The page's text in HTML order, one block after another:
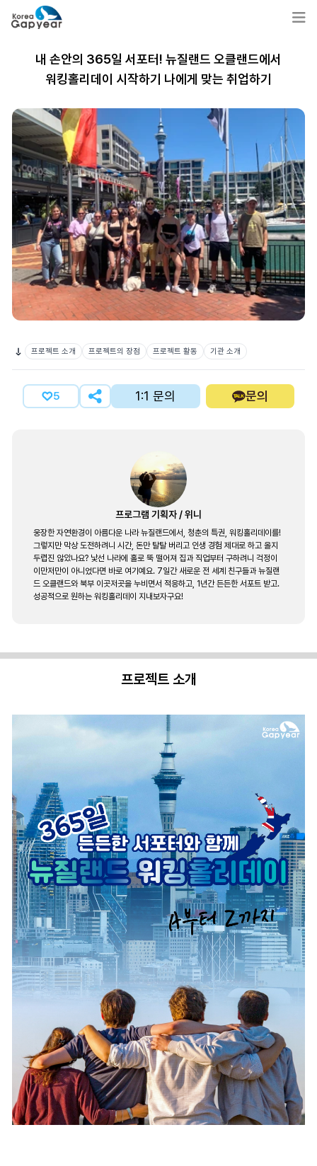
내 손안의 365일 서포터! 뉴질랜드 오클랜드에서
워킹홀리데이 시작하기 나에게 맞는 취업하기
프로젝트 소개 프로젝트의 장점 프로젝트 활동 기관 소개
5 1:1 문의 문의
프로그램 기획자 /위니
웅장한 자연환경이 아름다운 나라 뉴질랜드에서, 청춘의 특권, 워킹홀리데이를!
그렇지만 막상 도전하려니 시간, 돈만 탈탈 버리고 인생 경험 제대로 하고 올지
두렵진 않았나요? 낯선 나라에 홀로 뚝 떨어져 집과 직업부터 구하려니 걱정이
이만저만이 아니었다면 바로 여기예요. 7일간 새로운 전 세계 친구들과 뉴질랜
드 오클랜드와 북부 이곳저곳을 누비면서 적응하고, 1년간 든든한 서포트 받고.
성공적으로 원하는 워킹홀리데이 지내보자구요!
프로젝트 소개